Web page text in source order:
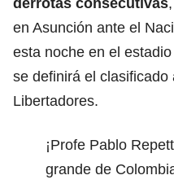
en Asunción ante el
esta noche en el
se definirá el clasificado
Libertadores.
¡Profe Pablo
grande de